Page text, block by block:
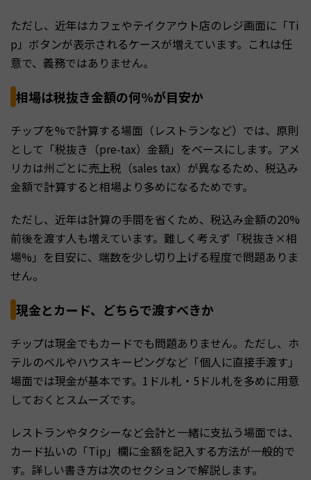
ただし、近年はカフェやテイクアウト店のレジ画面に「Ti
p」ボタンが表示されるケースが増えています。これは任
意で、義務ではありません。
相場は税抜き金額の何%が目安か
チップを%で計算する場面（レストランなど）では、原則
として「税抜き（pre-tax）金額」をベースにします。アメ
リカは州ごとに売上税（sales tax）が異なるため、税込み
金額で計算すると相場より多めになるためです。
ただし、近年は計算の手間を省くため、税込み金額の20%
前後を渡す人も増えています。難しく考えず「税抜き×相
場%」を目安に、端数を少し切り上げる程度で問題ありま
せん。
現金とカード、どちらで渡すべきか
チップは現金でもカードでも問題ありません。ただし、ホ
テルのベルやハウスキーピングなど「個人に直接手渡す」
場面では現金が基本です。1ドル札・5ドル札を多めに用意
しておくとスムーズです。
レストランやタクシーなど会計と一緒に支払う場面では、
カード払いの「Tip」欄に金額を記入する方法が一般的で
す。詳しい書き方は次のセクションで解説します。